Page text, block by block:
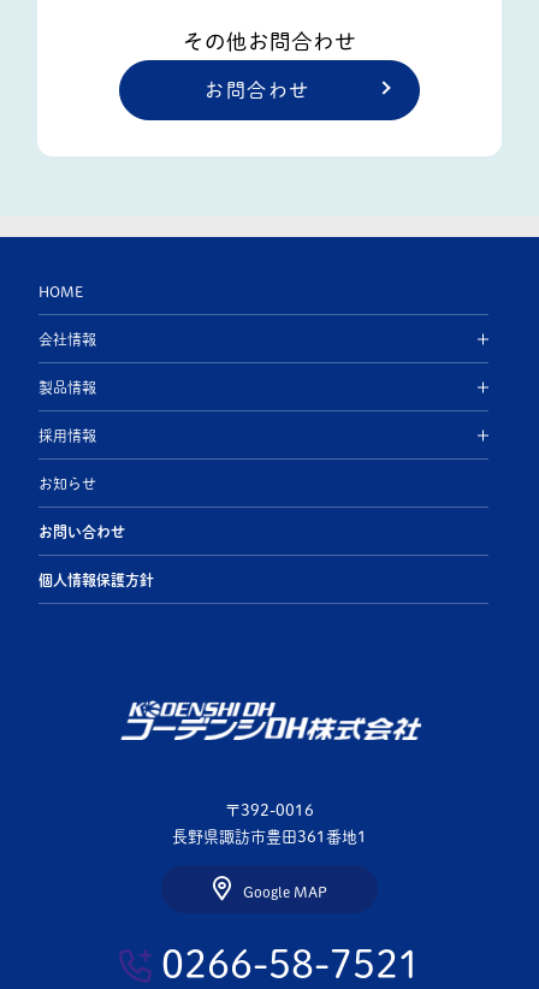
その他お問合わせ
お問合わせ
〒392-0016
長野県諏訪市豊田361番地1
Google MAP
0266-58-7521
HOME
会社情報
製品情報
採用情報
お知らせ
お問い合わせ
個人情報保護方針